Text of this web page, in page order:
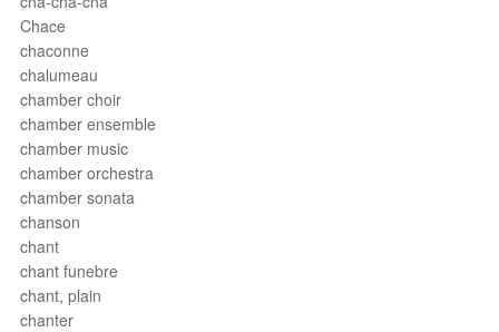
Chace
chaconne
chalumeau
chamber choir
chamber ensemble
chamber music
chamber orchestra
chamber sonata
chanson
chant
chant funebre
chant, plain
chanter